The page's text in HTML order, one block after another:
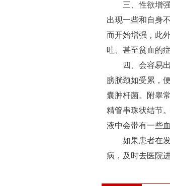
三、性欲增强
出现一些和自身
而开始增强，此
吐、甚至贫血的症
四、会容易出
膀胱颈如受累，
囊肿杆菌。附睾
精管串珠状结节
液中会带有一些血
如果患者在发
病，及时去医院